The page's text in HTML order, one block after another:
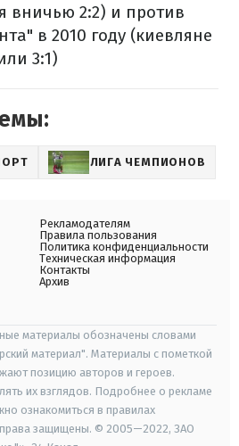
вничью 2:2) и против
в 2010 году (киевляне
3:1)
ЛИГА ЧЕМПИОНОВ
Рекламодателям
Правила пользования
Политика конфиденциальности
Техническая информация
Контакты
Архив
материалы обозначены словами
материал". Материалы с пометкой
позицию авторов и героев.
их взглядов. Подробнее о рекламе
ознакомиться в правилах
защищены. © 2005—2022, ЗАО